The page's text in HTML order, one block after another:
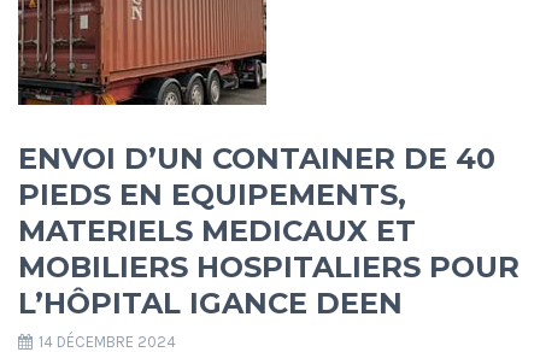
ENVOI D’UN CONTAINER DE 40
PIEDS EN EQUIPEMENTS,
MATERIELS MEDICAUX ET
MOBILIERS HOSPITALIERS POUR
L’HÔPITAL IGANCE DEEN
14 DÉCEMBRE 2024